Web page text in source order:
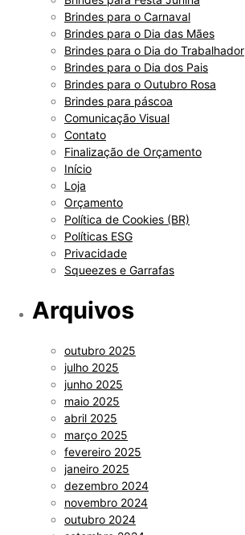
Brindes para o Carnaval
Brindes para o Dia das Mães
Brindes para o Dia do Trabalhador
Brindes para o Dia dos Pais
Brindes para o Outubro Rosa
Brindes para páscoa
Comunicação Visual
Contato
Finalização de Orçamento
Início
Loja
Orçamento
Política de Cookies (BR)
Políticas ESG
Privacidade
Squeezes e Garrafas
Arquivos
outubro 2025
julho 2025
junho 2025
maio 2025
abril 2025
março 2025
fevereiro 2025
janeiro 2025
dezembro 2024
novembro 2024
outubro 2024